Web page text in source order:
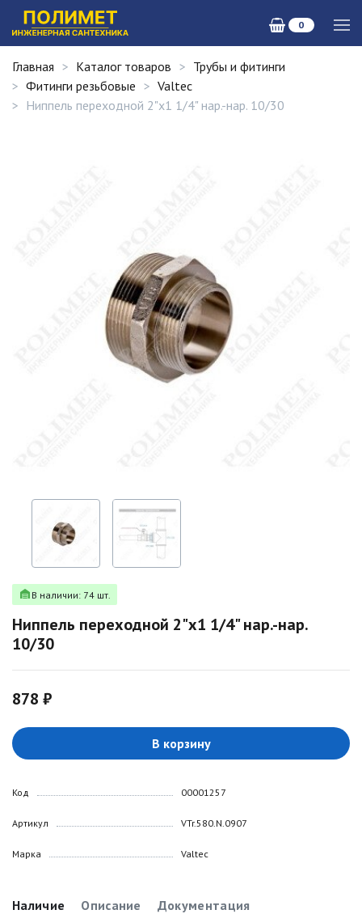
0
Главная Каталог товаров
Трубы и фитинги
Фитинги резьбовые
Valtec
Ниппель переходной 2"х1 1/4" нар.-нар. 10/30
В наличии: 74 шт.
Ниппель переходной 2"х1 1/4" нар.-нар.
10/30
878 ₽
В корзину
Код
Артикул
Марка
00001257
VTr.580.N.0907
Valtec
Наличие Описание Документация